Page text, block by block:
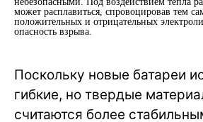
может расплавиться, спровоцировав тем
положительных и отрицательных
опасность взрыва.
Поскольку новые батареи
гибкие, но твердые
считаются более